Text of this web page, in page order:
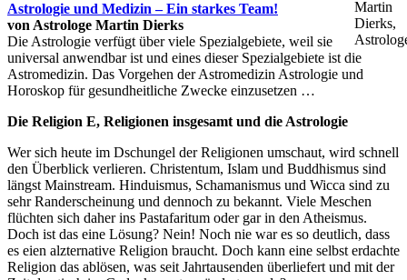
Astrologie und Medizin – Ein starkes Team!
von Astrologe Martin Dierks
Die Astrologie verfügt über viele Spezialgebiete, weil sie
universal anwendbar ist und eines dieser Spezialgebiete ist die
Astromedizin. Das Vorgehen der Astromedizin Astrologie und
Horoskop für gesundheitliche Zwecke einzusetzen …
Die Religion E, Religionen insgesamt und die Astrologie
Wer sich heute im Dschungel der Religionen umschaut, wird schnell
den Überblick verlieren. Christentum, Islam und Buddhismus sind
längst Mainstream. Hinduismus, Schamanismus und Wicca sind zu
sehr Randerscheinung und dennoch zu bekannt. Viele Meschen
flüchten sich daher ins Pastafaritum oder gar in den Atheismus.
Doch ist das eine Lösung? Nein! Noch nie war es so deutlich, dass
es eien alzternative Religion braucht. Doch kann eine selbst erdachte
Religion das ablösen, was seit Jahrtausenden überliefert und mit der